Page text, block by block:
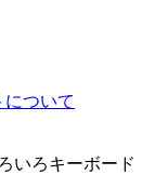
ついて
いろキーボード